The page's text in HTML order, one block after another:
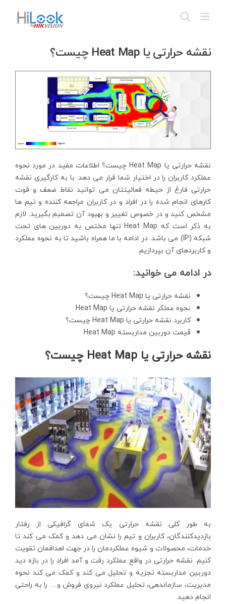
نقشه حرارتی یا Heat Map چیست؟
نقشه حرارتی یا Heat Map چیست؟ اطلاعات مفید در مورد نحوه
عملکرد کاربران را در اختیار شما قرار می دهد. با به کارگیری نقشه
حرارتی فارغ از حیطه فعالیتتان می توانید نقاط ضعف و قوت
کارهای انجام شده را در افراد و در کاربران مراجعه کننده و تیم ها
مشخص کنید و در خصوص تغییر و بهبود آن تصمیم بگیرید. لازم
به ذکر است که Heat Map تنها مختص به دوربین های تحت
شبکه (IP) می باشد. در ادامه با ما همراه باشید تا به نحوه عملکرد
و کاربردهای آن بپردازیم.
در ادامه می خوانید:
نقشه حرارتی یا Heat Map چیست؟
نحوه عملکر نقشه حرارتی یا Heat Map
کاربرد نقشه حرارتی یا Heat Map چیست؟
قیمت دوربین مداربسته Heat Map
نقشه حرارتی یا Heat Map چیست؟
به طور کلی نقشه حرارتی یک شمای گرافیکی از رفتار
بازدیدکنندگان، کاربران و تیم را نشان می دهد و کمک می کند تا
خدمات، محصولات و شیوه عملکردمان را در جهت اهدافمان تقویت
کنیم. نقشه حرارتی در واقع عملکرد رفت و آمد افراد را در بازه دید
دوربین مداربسته تجزیه و تحلیل می کند و کمک می کند نحوه
مدیریت، سازماندهی، تحلیل عملکرد نیروی فروش و… را به راحتی
انجام دهید.